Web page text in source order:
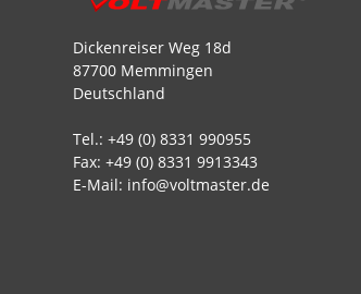
Dickenreiser Weg 18d
87700 Memmingen
Deutschland
Tel.: +49 (0) 8331 990955
Fax: +49 (0) 8331 9913343
E-Mail: info@voltmaster.de